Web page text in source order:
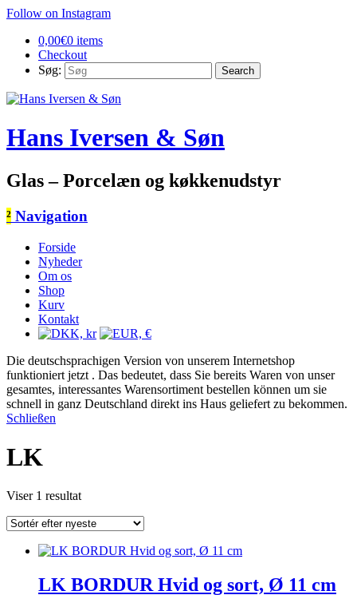
Follow on Instagram
0,00€0 items
Checkout
Søg:
Hans Iversen & Søn
Glas – Porcelæn og køkkenudstyr
² Navigation
Forside
Nyheder
Om os
Shop
Kurv
Kontakt
Die deutschsprachigen Version von unserem Internetshop
funktioniert jetzt . Das bedeutet, dass Sie bereits Waren von unser
gesamtes, interessantes Warensortiment bestellen können um sie
schnell in ganz Deutschland direkt ins Haus geliefert zu bekommen.
Schließen
LK
Viser 1 resultat
LK BORDUR Hvid og sort, Ø 11 cm